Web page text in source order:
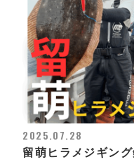
2025.07.28
留萌ヒラメジギング